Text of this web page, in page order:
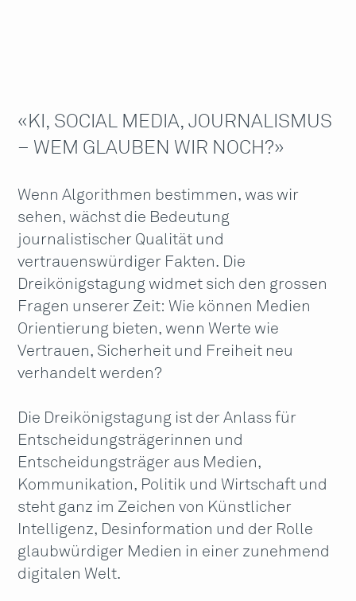
«KI, SOCIAL MEDIA, JOURNALISMUS
– WEM GLAUBEN WIR NOCH?»
Wenn Algorithmen bestimmen, was wir
sehen, wächst die Bedeutung
journalistischer Qualität und
vertrauenswürdiger Fakten. Die
Dreikönigstagung widmet sich den grossen
Fragen unserer Zeit: Wie können Medien
Orientierung bieten, wenn Werte wie
Vertrauen, Sicherheit und Freiheit neu
verhandelt werden?
Die Dreikönigstagung ist der Anlass für
Entscheidungsträgerinnen und
Entscheidungsträger aus Medien,
Kommunikation, Politik und Wirtschaft und
steht ganz im Zeichen von Künstlicher
Intelligenz, Desinformation und der Rolle
glaubwürdiger Medien in einer zunehmend
digitalen Welt.